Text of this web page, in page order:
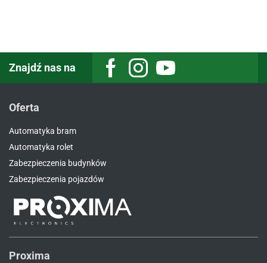
Znajdź nas na FacebookInstagramYoutube
Oferta
Automatyka bram
Automatyka rolet
Zabezpieczenia budynków
Zabezpieczenia pojazdów
Proxima